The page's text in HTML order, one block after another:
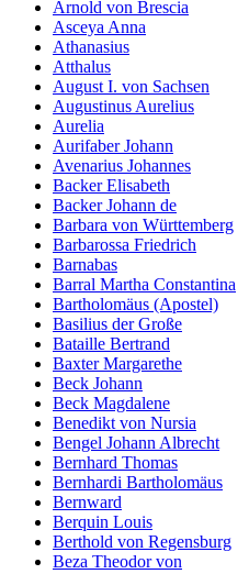
Arnold von Brescia
Asceya Anna
Athanasius
Atthalus
August I. von Sachsen
Augustinus Aurelius
Aurelia
Aurifaber Johann
Avenarius Johannes
Backer Elisabeth
Backer Johann de
Barbara von Württemberg
Barbarossa Friedrich
Barnabas
Barral Martha Constantina
Bartholomäus (Apostel)
Basilius der Große
Bataille Bertrand
Baxter Margarethe
Beck Johann
Beck Magdalene
Benedikt von Nursia
Bengel Johann Albrecht
Bernhard Thomas
Bernhardi Bartholomäus
Bernward
Berquin Louis
Berthold von Regensburg
Beza Theodor von